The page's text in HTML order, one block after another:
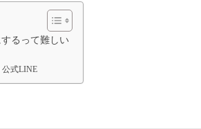
るって難しい
公式LINE